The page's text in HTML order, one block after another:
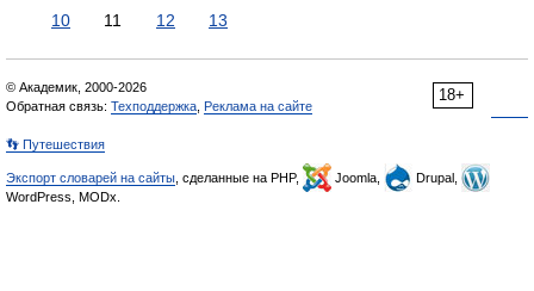
10 11 12 13
18+
© Академик, 2000-2026
Обратная связь: Техподдержка Реклама на сайте
👣 Путешествия
Экспорт словарей на сайты , сделанные на PHP, Joomla,
Drupal,
WordPress, MODx.